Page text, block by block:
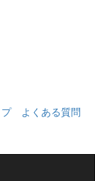
よくある質問